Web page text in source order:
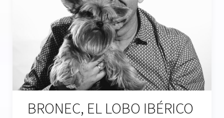
BRONEC, EL LOBO IBÉRICO